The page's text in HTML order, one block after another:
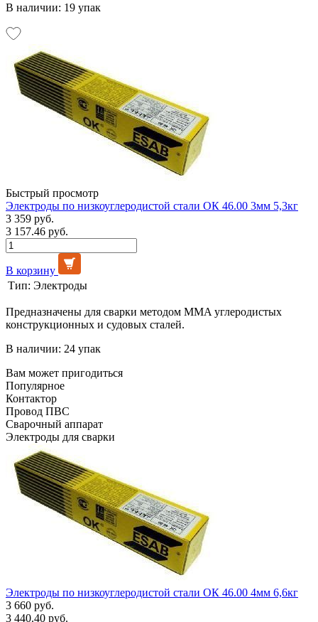
В наличии: 19 упак
Быстрый просмотр
Электроды по низкоуглеродистой стали ОК 46.00 3мм 5,3кг
3 359 руб.
3 157.46 руб.
В корзину
Тип: Электроды
Предназначены для сварки методом MMA углеродистых
конструкционных и судовых сталей.
В наличии: 24 упак
Вам может пригодиться
Популярное
Контактор
Провод ПВС
Сварочный аппарат
Электроды для сварки
Электроды по низкоуглеродистой стали ОК 46.00 4мм 6,6кг
3 660 руб.
3 440.40 руб.